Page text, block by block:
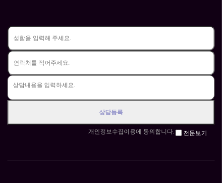
개인정보수집이용에 동의합니다. 전문보기